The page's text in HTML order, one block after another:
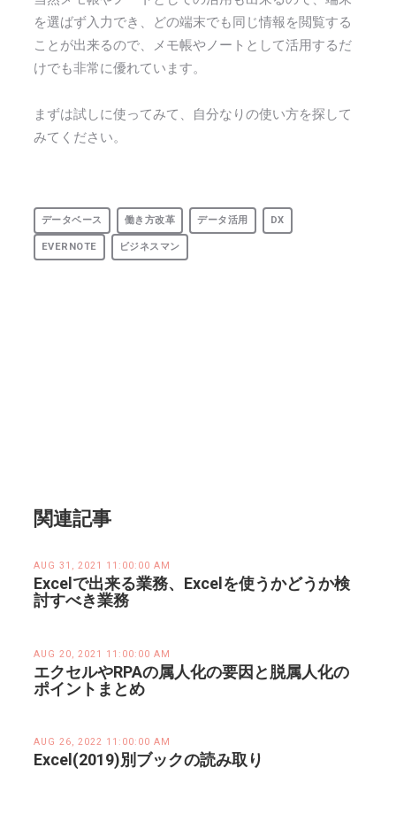
を選ばず入力でき、どの端末でも同じ情報を閲覧する
ことが出来るので、メモ帳やノートとして活用するだ
けでも非常に優れています。
まずは試しに使ってみて、自分なりの使い方を探して
みてください。
データベース 働き方改革 データ活用 DX
EVERNOTE ビジネスマン
関連記事
AUG 31, 2021 11:00:00 AM
Excelで出来る業務、Excelを使うかどうか検
討すべき業務
AUG 20, 2021 11:00:00 AM
エクセルやRPAの属人化の要因と脱属人化の
ポイントまとめ
AUG 26, 2022 11:00:00 AM
Excel(2019)別ブックの読み取り